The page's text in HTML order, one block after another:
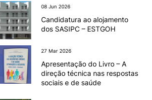
08 Jun 2026
Candidatura ao alojamento
dos SASIPC – ESTGOH
27 Mar 2026
Apresentação do Livro – A
direção técnica nas respostas
sociais e de saúde